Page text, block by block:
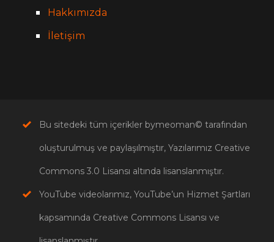
Hakkımızda
İletişim
Bu sitedeki tüm içerikler bymeoman© tarafından
oluşturulmuş ve paylaşılmıştır, Yazılarımız Creative
Commons 3.0 Lisansı altında lisanslanmıştır.
YouTube videolarımız, YouTube’un Hizmet Şartları
kapsamında Creative Commons Lisansı ve